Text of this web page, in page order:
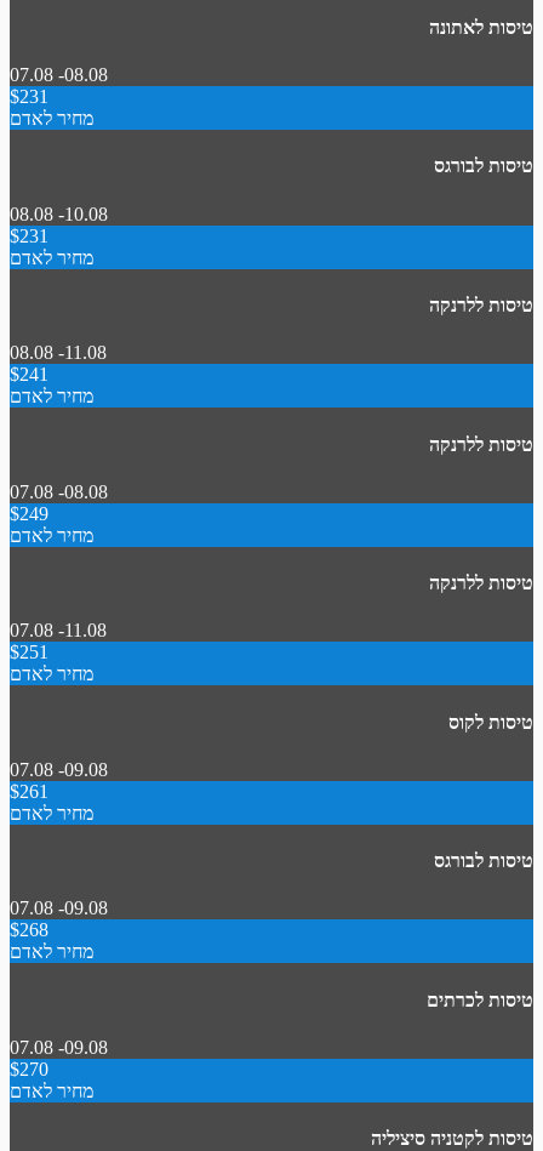
טיסות לאתונה
07.08 -08.08
$231
מחיר לאדם
טיסות לבורגס
08.08 -10.08
$231
מחיר לאדם
טיסות ללרנקה
08.08 -11.08
$241
מחיר לאדם
טיסות ללרנקה
07.08 -08.08
$249
מחיר לאדם
טיסות ללרנקה
07.08 -11.08
$251
מחיר לאדם
טיסות לקוס
07.08 -09.08
$261
מחיר לאדם
טיסות לבורגס
07.08 -09.08
$268
מחיר לאדם
טיסות לכרתים
07.08 -09.08
$270
מחיר לאדם
טיסות לקטניה סיציליה